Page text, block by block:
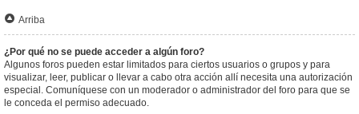
Arriba
¿Por qué no se puede acceder a algún foro?
Algunos foros pueden estar limitados para ciertos usuarios o grupos y para
visualizar, leer, publicar o llevar a cabo otra acción allí necesita una autorización
especial. Comuníquese con un moderador o administrador del foro para que se
le conceda el permiso adecuado.